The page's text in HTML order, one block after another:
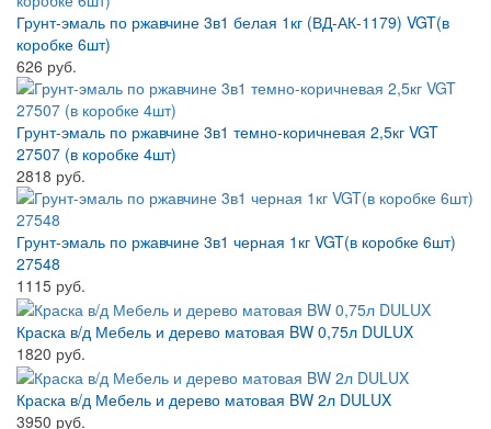
Грунт-эмаль по ржавчине 3в1 белая 1кг (ВД-АК-1179) VGT(в
коробке 6шт)
626 руб.
Грунт-эмаль по ржавчине 3в1 темно-коричневая 2,5кг VGT
27507 (в коробке 4шт)
2818 руб.
Грунт-эмаль по ржавчине 3в1 черная 1кг VGT(в коробке 6шт)
27548
1115 руб.
Краска в/д Мебель и дерево матовая BW 0,75л DULUX
1820 руб.
Краска в/д Мебель и дерево матовая BW 2л DULUX
3950 руб.